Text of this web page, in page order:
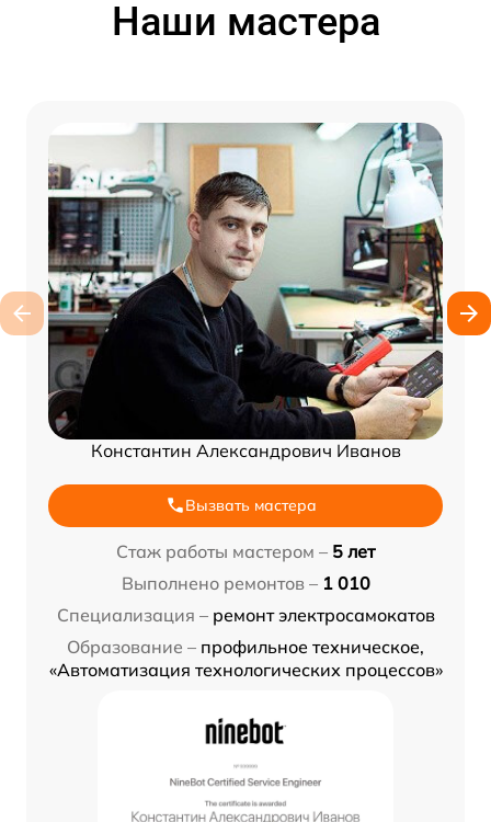
Наши мастера
Константин Александрович Иванов
Вызвать мастера
Стаж работы мастером – 5 лет
Выполнено ремонтов – 1 010
Специализация – ремонт электросамокатов
Образование – профильное техническое,
«Автоматизация технологических процессов»